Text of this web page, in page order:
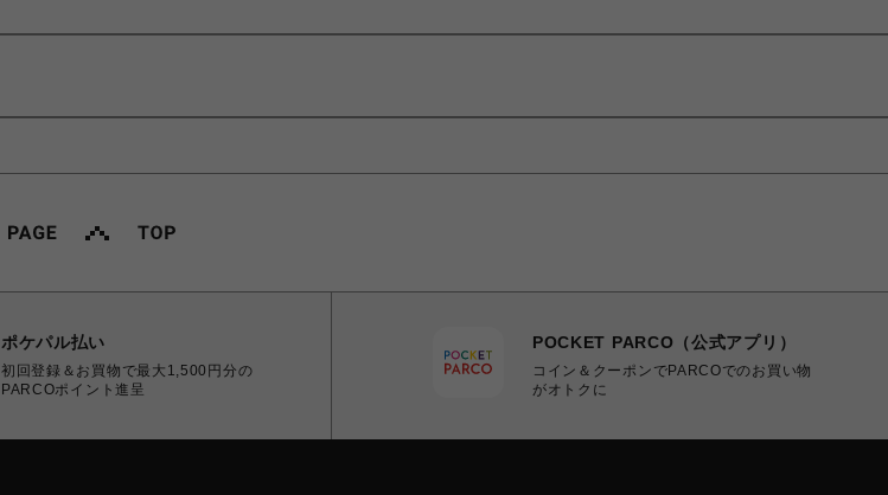
ポケパル払い
初回登録＆お買物で最大1,500円分の
PARCOポイント進呈
POCKET PARCO（公式アプリ）
コイン＆クーポンでPARCOでのお買い物
がオトクに